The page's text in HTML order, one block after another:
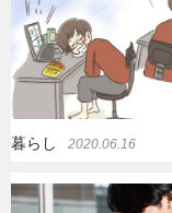
暮らし 2020.06.16